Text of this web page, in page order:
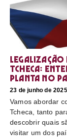
Legalização
Tcheca:
planta no
23 de junho de 2025
Vamos abordar
Tcheca, tanto
descobrir quais
visitar um dos